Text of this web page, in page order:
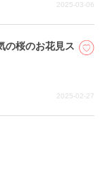
2025-03-06
の桜のお花見ス
2025-02-27